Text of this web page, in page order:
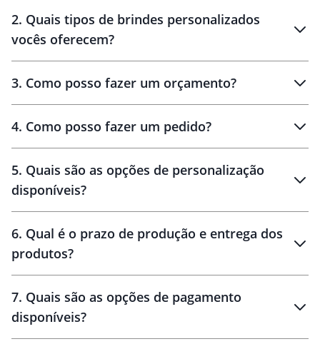
Brindes personalizados
2. Quais tipos de brindes personalizados
vocês oferecem?
personalizados
3. Como posso fazer um orçamento?
brinde
personalização
4. Como posso fazer um pedido?
amostra virtual
5. Quais são as opções de personalização
disponíveis?
6. Qual é o prazo de produção e entrega dos
produtos?
10 dias
brinde
48 horas
7. Quais são as opções de pagamento
disponíveis?